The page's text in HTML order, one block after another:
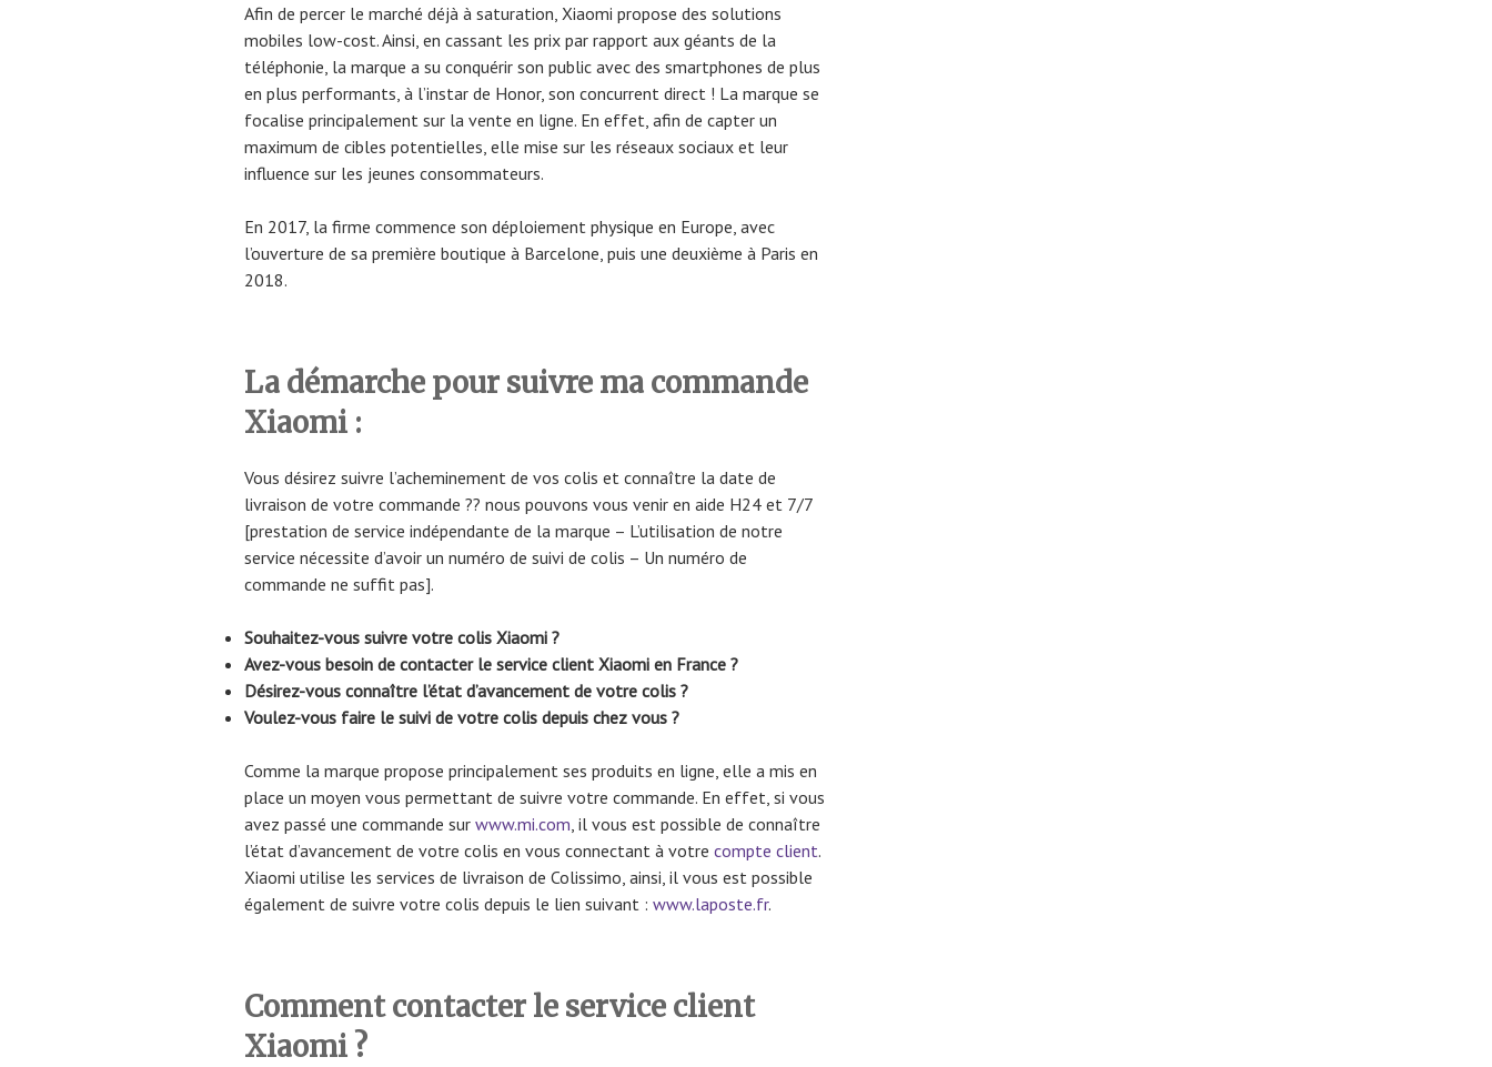
Afin de percer le marché déjà à saturation, Xiaomi propose des solutions
mobiles low-cost. Ainsi, en cassant les prix par rapport aux géants de la
téléphonie, la marque a su conquérir son public avec des smartphones de plus
en plus performants, à l’instar de Honor, son concurrent direct ! La marque se
focalise principalement sur la vente en ligne. En effet, afin de capter un
maximum de cibles potentielles, elle mise sur les réseaux sociaux et leur
influence sur les jeunes consommateurs.
En 2017, la firme commence son déploiement physique en Europe, avec
l’ouverture de sa première boutique à Barcelone, puis une deuxième à Paris en
2018.
La démarche pour suivre ma commande
Xiaomi :
Vous désirez suivre l’acheminement de vos colis et connaître la date de
livraison de votre commande ?? nous pouvons vous venir en aide H24 et 7/7
[prestation de service indépendante de la marque – L’utilisation de notre
service nécessite d’avoir un numéro de suivi de colis – Un numéro de
commande ne suffit pas].
Souhaitez-vous suivre votre colis Xiaomi ?
Avez-vous besoin de contacter le service client Xiaomi en France ?
Désirez-vous connaître l’état d’avancement de votre colis ?
Voulez-vous faire le suivi de votre colis depuis chez vous ?
Comme la marque propose principalement ses produits en ligne, elle a mis en
place un moyen vous permettant de suivre votre commande. En effet, si vous
avez passé une commande sur www.mi.com, il vous est possible de connaître
l’état d’avancement de votre colis en vous connectant à votre compte client.
Xiaomi utilise les services de livraison de Colissimo, ainsi, il vous est possible
également de suivre votre colis depuis le lien suivant : www.laposte.fr.
Comment contacter le service client
Xiaomi ?